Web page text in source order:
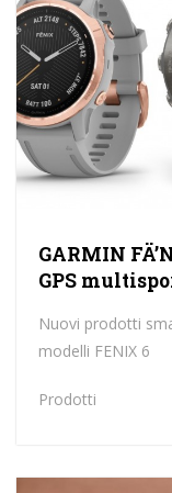
GARMIN
GPS
Nuovi prodotti
modelli FENIX 6
Prodotti